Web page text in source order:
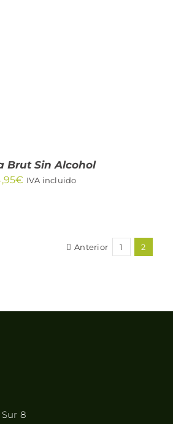
Brut Sin Alcohol
€ IVA incluido
Anterior 1 2
8